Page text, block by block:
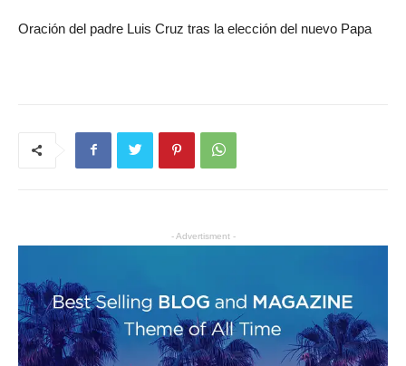
Oración del padre Luis Cruz tras la elección del nuevo Papa
- Advertisment -